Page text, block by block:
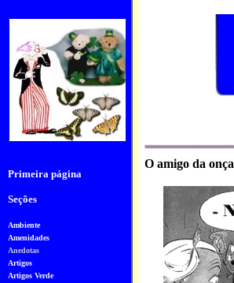
Primeira página
Seções
Ambiente
Amenidades
Anedotas
Artigos
Artigos Verde
O amigo da onça